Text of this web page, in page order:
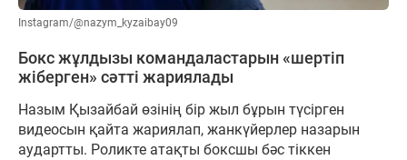
Instagram/@nazym_kyzaibay09
Бокс жұлдызы командаластарын «шертіп
жіберген» сәтті жариялады
Назым Қызайбай өзінің бір жыл бұрын түсірген
видеосын қайта жариялап, жанкүйерлер назарын
аудартты. Роликте атақты боксшы бәс тіккен